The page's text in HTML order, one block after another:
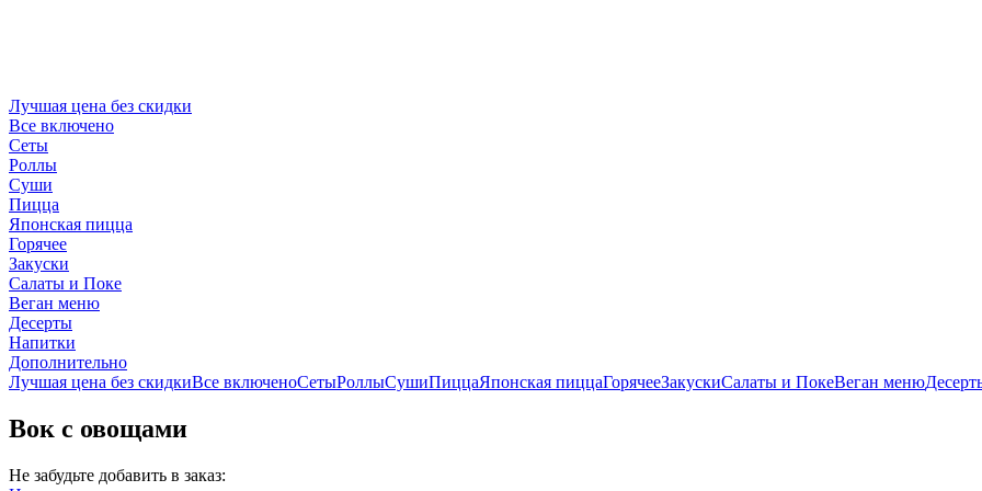
Лучшая цена без скидки
Все включено
Сеты
Роллы
Суши
Пицца
Японская пицца
Горячее
Закуски
Салаты и Поке
Веган меню
Десерты
Напитки
Дополнительно
Лучшая цена без скидкиВсе включеноСетыРоллыСушиПиццаЯпонская пиццаГорячееЗакускиСалаты и ПокеВеган меню
Вок с овощами
Не забудьте добавить в заказ: